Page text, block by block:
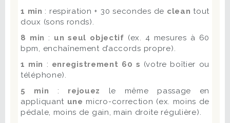
1 min : respiration + 30 secondes de clean tout
doux (sons ronds).
8 min : un seul objectif (ex. 4 mesures à 60
bpm, enchaînement d’accords propre).
1 min : enregistrement 60 s (votre boîtier ou
téléphone).
5 min : rejouez
le même passage en
appliquant une micro-correction (ex. moins de
pédale, moins de gain, main droite régulière).